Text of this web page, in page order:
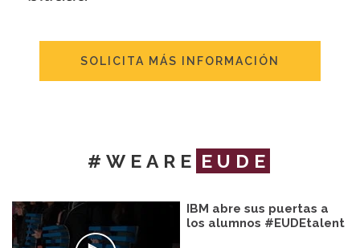
SOLICITA MÁS INFORMACIÓN
#WEARE EUDE
IBM abre sus puertas a
los alumnos #EUDEtalent